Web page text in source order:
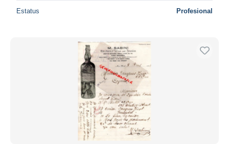
Estatus Profesional